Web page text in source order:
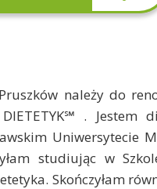
należy do
. Jestem
Uniwersytecie
studiując w
Skończyłam